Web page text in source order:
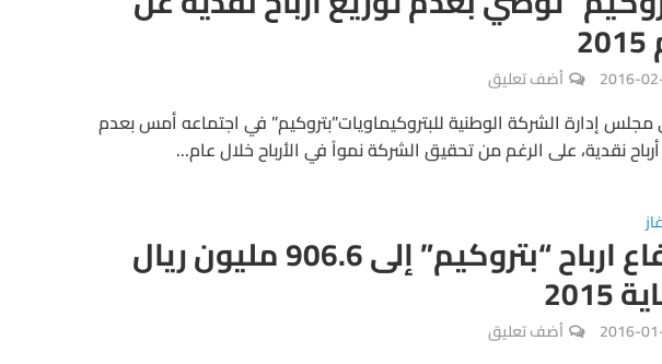
2016- أضف تعليق
إدارة الشركة الوطنية للبتروكيماويات”بتروكيم” في اجتماعه أمس بعدم
نقدية، على الرغم من تحقيق الشركة نمواً في الأرباح خلال عام...
ارتفاع ارباح “بتروكيم” إلى 906.6 مليون ريال
2016- أضف تعليق